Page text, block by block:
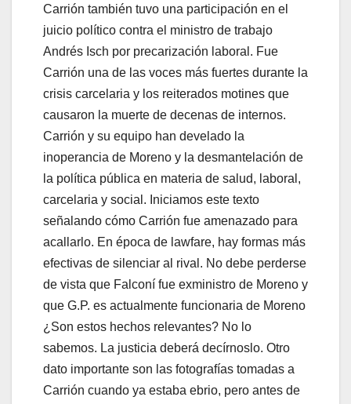
Carrión también tuvo una participación en el
juicio político contra el ministro de trabajo
Andrés Isch por precarización laboral. Fue
Carrión una de las voces más fuertes durante la
crisis carcelaria y los reiterados motines que
causaron la muerte de decenas de internos.
Carrión y su equipo han develado la
inoperancia de Moreno y la desmantelación de
la política pública en materia de salud, laboral,
carcelaria y social. Iniciamos este texto
señalando cómo Carrión fue amenazado para
acallarlo. En época de lawfare, hay formas más
efectivas de silenciar al rival. No debe perderse
de vista que Falconí fue exministro de Moreno y
que G.P. es actualmente funcionaria de Moreno
¿Son estos hechos relevantes? No lo
sabemos. La justicia deberá decírnoslo. Otro
dato importante son las fotografías tomadas a
Carrión cuando ya estaba ebrio, pero antes de